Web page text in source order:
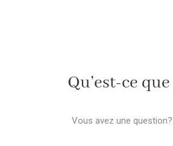
Qu’est-ce
Vous avez une question?